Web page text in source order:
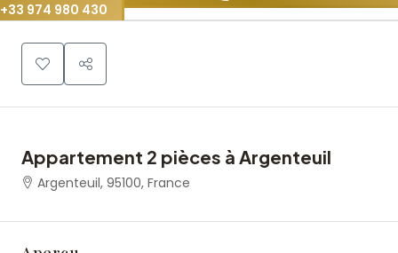
+33 974 980 430
Appartement 2 pièces à Argenteuil
Argenteuil, 95100, France